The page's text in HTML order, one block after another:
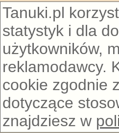
Tanuki.pl
statystyk i dla
użytkowników,
reklamodawcy.
cookie zgodnie
dotyczące
znajdziesz w